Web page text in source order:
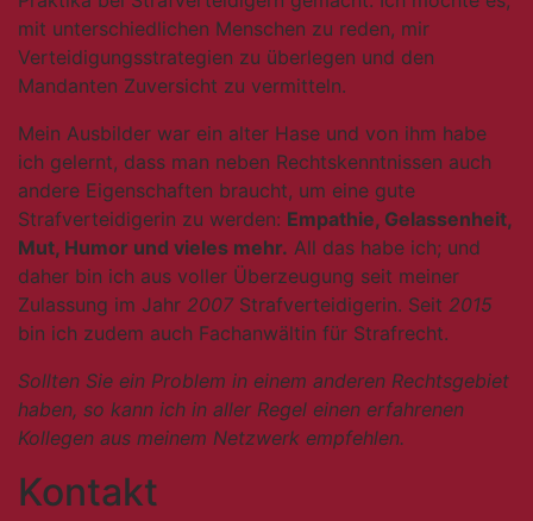
mit unterschiedlichen Menschen zu reden, mir
Verteidigungsstrategien zu überlegen und den
Mandanten Zuversicht zu vermitteln.
Mein Ausbilder war ein alter Hase und von ihm habe
ich gelernt, dass man neben Rechtskenntnissen auch
andere Eigenschaften braucht, um eine gute
Strafverteidigerin zu werden: Empathie, Gelassenheit,
Mut, Humor und vieles mehr. All das habe ich; und
daher bin ich aus voller Überzeugung seit meiner
Zulassung im Jahr 2007 Strafverteidigerin. Seit 2015
bin ich zudem auch Fachanwältin für Strafrecht.
Sollten Sie ein Problem in einem anderen Rechtsgebiet
haben, so kann ich in aller Regel einen erfahrenen
Kollegen aus meinem Netzwerk empfehlen.
Kontakt